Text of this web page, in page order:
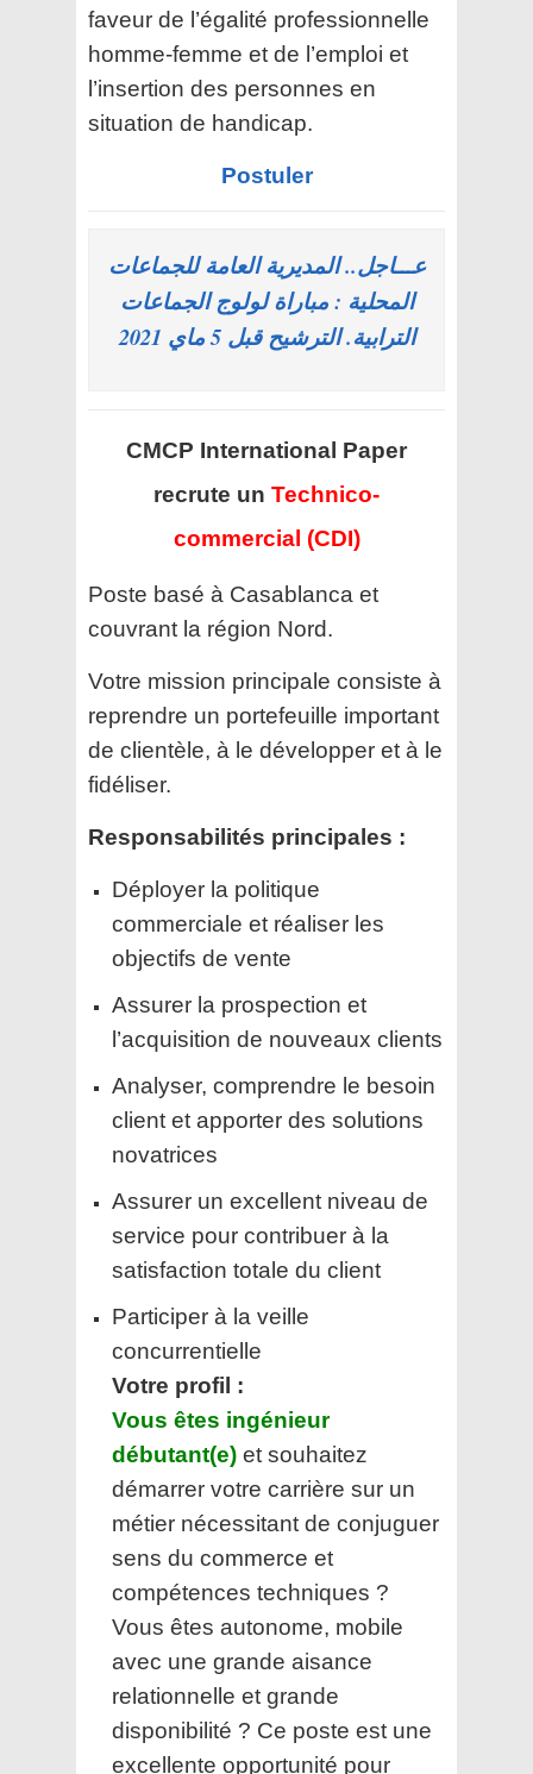
faveur de l’égalité professionnelle
homme-femme et de l’emploi et
l’insertion des personnes en
situation de handicap.
Postuler
عـــاجل.. المديرية العامة للجماعات
المحلية : مباراة لولوج الجماعات
الترابية. الترشيح قبل 5 ماي 2021
CMCP International Paper
recrute un Technico-
commercial (CDI)
Poste basé à Casablanca et
couvrant la région Nord.
Votre mission principale consiste à
reprendre un portefeuille important
de clientèle, à le développer et à le
fidéliser.
Responsabilités principales :
Déployer la politique
commerciale et réaliser les
objectifs de vente
Assurer la prospection et
l’acquisition de nouveaux clients
Analyser, comprendre le besoin
client et apporter des solutions
novatrices
Assurer un excellent niveau de
service pour contribuer à la
satisfaction totale du client
Participer à la veille
concurrentielle
Votre profil :
Vous êtes ingénieur
débutant(e) et souhaitez
démarrer votre carrière sur un
métier nécessitant de conjuguer
sens du commerce et
compétences techniques ?
Vous êtes autonome, mobile
avec une grande aisance
relationnelle et grande
disponibilité ? Ce poste est une
excellente opportunité pour